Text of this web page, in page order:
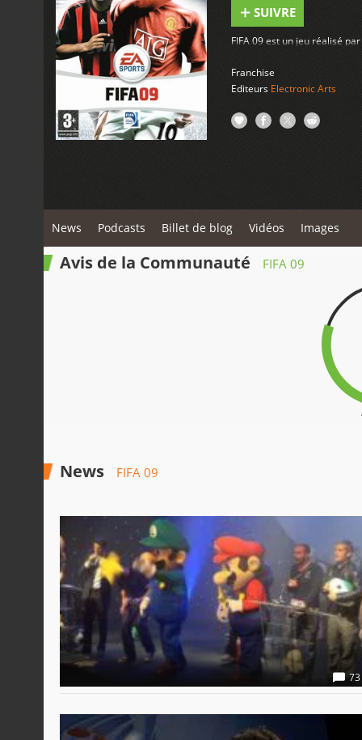
SUIVRE
FIFA 09 est un jeu réalisé
Franchise
Editeurs Electronic Arts
News Podcasts Billet de blog Vidéos Images
Avis de la Communauté FIFA 09
News FIFA 09
73